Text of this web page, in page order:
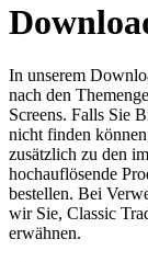
In unserem
nach den
Screens. Falls Sie
nicht finden
zusätzlich zu den
hochauflösende
bestellen. Bei
wir Sie, Classic
erwähnen.